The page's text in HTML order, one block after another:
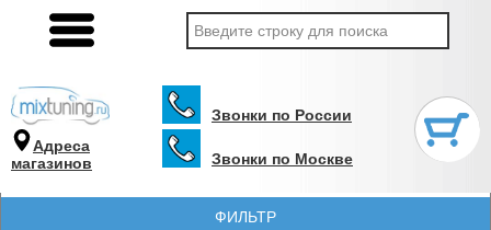
Адреса
магазинов
Звонки по России
Звонки по Москве
ФИЛЬТР